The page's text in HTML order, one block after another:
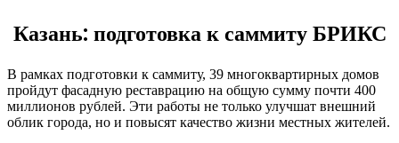
Казань: подготовка к саммиту БРИКС
В рамках подготовки к саммиту, 39 многоквартирных домов
пройдут фасадную реставрацию на общую сумму почти 400
миллионов рублей. Эти работы не только улучшат внешний
облик города, но и повысят качество жизни местных жителей.